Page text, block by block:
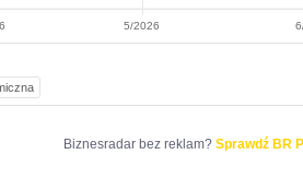
5/2026
Biznesradar bez reklam? Sprawdź BR